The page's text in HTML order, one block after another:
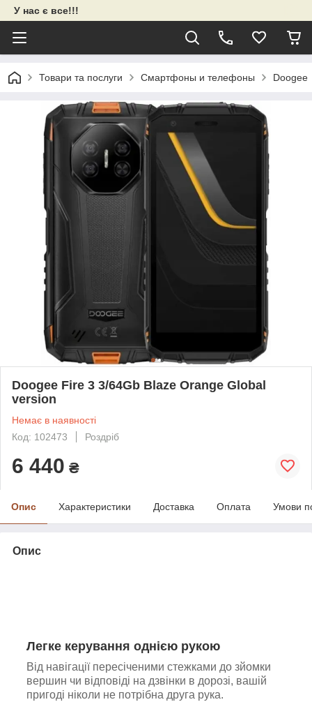
У нас є все!!!
Товари та послуги Смартфоны и телефоны Doogee
Doogee Fire 3 3/64Gb Blaze Orange Global
version
Немає в наявності
Код: 102473
Роздріб
6 440 ₴
Опис Характеристики Доставка Оплата Умови
Опис
Легке керування однією рукою
Від навігації пересіченими стежками до зйомки
вершин чи відповіді на дзвінки в дорозі, вашій
пригоді ніколи не потрібна друга рука.